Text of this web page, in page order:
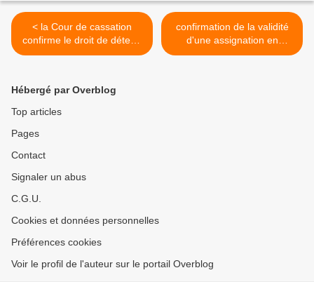
< la Cour de cassation
confirme le droit de détenir
un animal familier dans une
confirmation de la validité
d'une assignation en
matière de presse visant, à
Hébergé par Overblog
Top articles
Pages
Contact
Signaler un abus
C.G.U.
Cookies et données personnelles
Préférences cookies
Voir le profil de l'auteur sur le portail Overblog